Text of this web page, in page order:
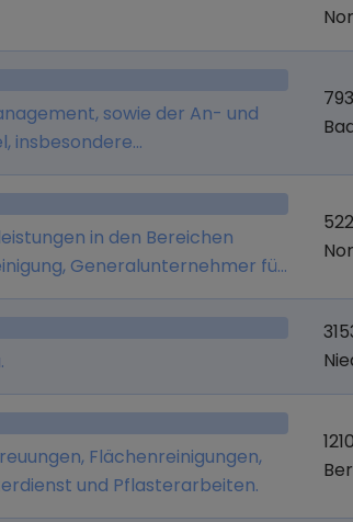
sowie der An- und
insbesondere
Maschinen.
in den Bereichen
Generalunternehmer für
Flächenreinigungen,
und Pflasterarbeiten.